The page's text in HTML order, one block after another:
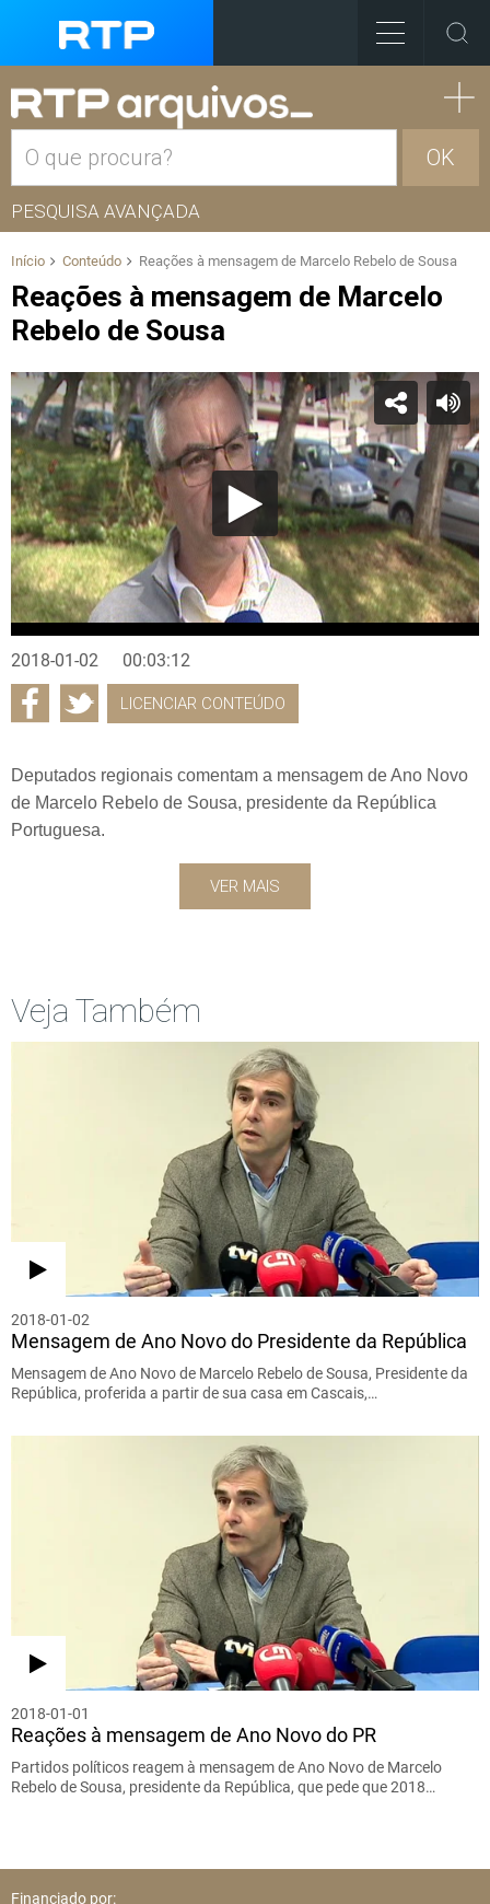
OK
PESQUISA AVANÇADA
Início Conteúdo Reações à mensagem de Marcelo Rebelo de Sousa
Reações à mensagem de Marcelo
Rebelo de Sousa
2018-01-02 00:03:12
LICENCIAR CONTEÚDO
Deputados regionais comentam a mensagem de Ano Novo
de Marcelo Rebelo de Sousa, presidente da República
Portuguesa.
VER MAIS
Veja Também
2018-01-02
Mensagem de Ano Novo do Presidente da República
Mensagem de Ano Novo de Marcelo Rebelo de Sousa, Presidente da
República, proferida a partir de sua casa em Cascais,…
2018-01-01
Reações à mensagem de Ano Novo do PR
Partidos políticos reagem à mensagem de Ano Novo de Marcelo
Rebelo de Sousa, presidente da República, que pede que 2018…
Financiado por: